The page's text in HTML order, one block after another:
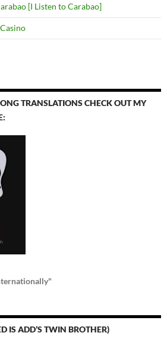
[I Listen to Carabao]
TRANSLATIONS CHECK OUT MY
IS ADD’S TWIN BROTHER)